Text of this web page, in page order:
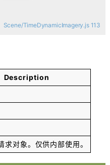
Scene/TimeDynamicImagery.js 113
Description
求对象。仅供内部使用。